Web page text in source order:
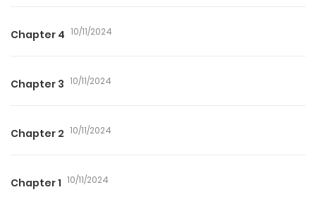
Chapter 4 10/11/2024
Chapter 3 10/11/2024
Chapter 2 10/11/2024
Chapter 1 10/11/2024